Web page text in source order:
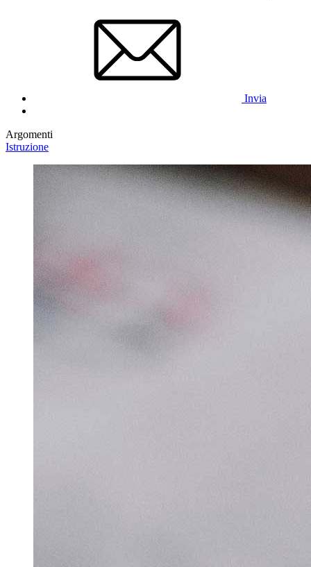
Invia
Argomenti
Istruzione